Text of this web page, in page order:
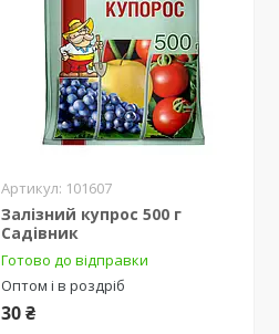
101607
Залізний купрос 500 г
Садівник
Готово до відправки
Оптом і в роздріб
30 ₴